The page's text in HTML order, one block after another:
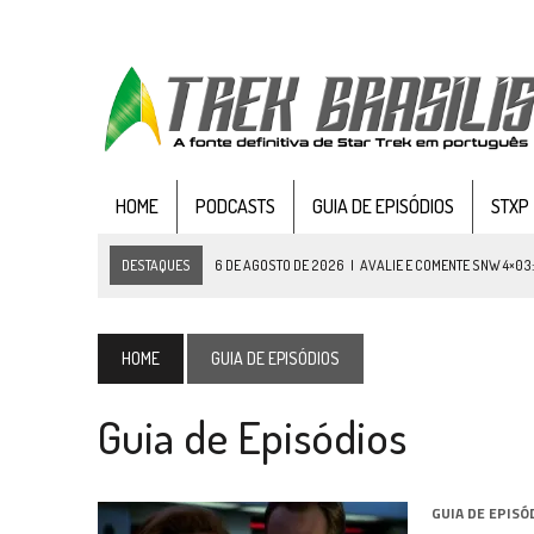
HOME PODCASTS GUIA DE EPISÓDIOS STXP
DESTAQUES 6 DE AGOSTO DE 2026 | AVALIE E COMENTE SNW
REVISITANDO “HIDE AND Q” (TNG 1×09)
3 DE AGOSTO DE 2026 | VEJA FOTOS DO TERCEIRO EPISÓDIO DA 4ª
3 DE AGOSTO DE 2026 | PARAMOUNT E CBS DERRUBAM NOVO VÍDEO
TB AO VIVO | STAR TREK: STRANGE NEW
1 DE AGOSTO DE 2026 | ELENCO DE STRANGE NEW WORLDS ENCARA O
HOME GUIA DE EPISÓDIOS
Guia de Episódios
GUIA DE